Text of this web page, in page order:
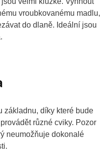
vroubkovanému madlu,
do dlaně. Ideální jsou
základnu, díky které bude
různé cviky. Pozor
neumožňuje dokonalé